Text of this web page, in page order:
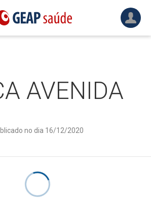
AVENIDA
no dia 16/12/2020